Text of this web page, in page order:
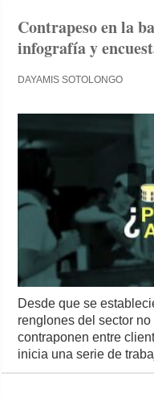
Contrapeso en la
infografía y
DAYAMIS SOTOLONGO
Desde que se
renglones del sector
contraponen entre
inicia una serie de